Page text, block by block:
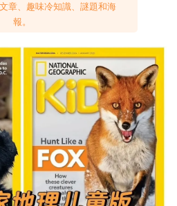
章、趣味冷知識、謎題和海
報。